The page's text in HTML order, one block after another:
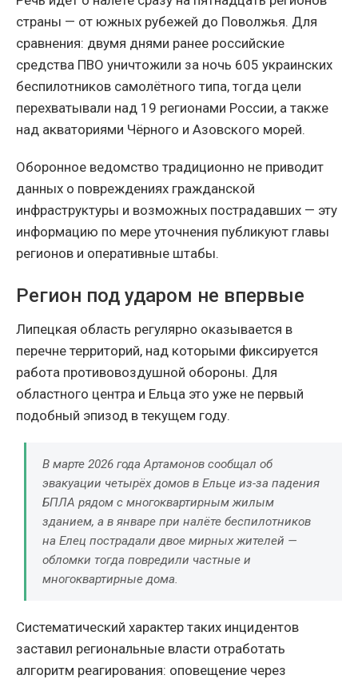
страны — от южных рубежей до Поволжья. Для
сравнения: двумя днями ранее российские
средства ПВО уничтожили за ночь 605 украинских
беспилотников самолётного типа, тогда цели
перехватывали над 19 регионами России, а также
над акваториями Чёрного и Азовского морей.
Оборонное ведомство традиционно не приводит
данных о повреждениях гражданской
инфраструктуры и возможных пострадавших — эту
информацию по мере уточнения публикуют главы
регионов и оперативные штабы.
Регион под ударом не впервые
Липецкая область регулярно оказывается в
перечне территорий, над которыми фиксируется
работа противовоздушной обороны. Для
областного центра и Ельца это уже не первый
подобный эпизод в текущем году.
В марте 2026 года Артамонов сообщал об
эвакуации четырёх домов в Ельце из-за падения
БПЛА рядом с многоквартирным жилым
зданием, а в январе при налёте беспилотников
на Елец пострадали двое мирных жителей —
обломки тогда повредили частные и
многоквартирные дома.
Систематический характер таких инцидентов
заставил региональные власти отработать
алгоритм реагирования: оповещение через